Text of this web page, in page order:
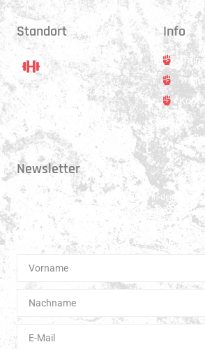
Standort
Standort
Hauptstrasse 31
3250 Lyss
Info
Newsletter
Erhalte 1x pro Quartal unsere News in dein
teilen wir gerne Spannendes und Lehrreiches aus
Boxen.